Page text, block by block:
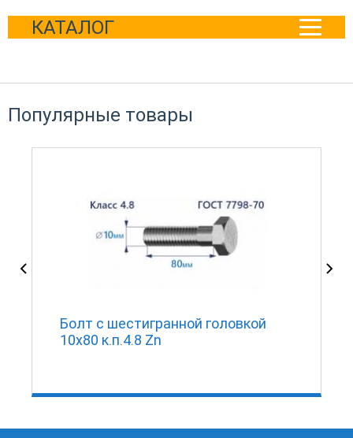
КАТАЛОГ
Популярные товары
Болт с шестигранной головкой
10х80 к.п.4.8 Zn